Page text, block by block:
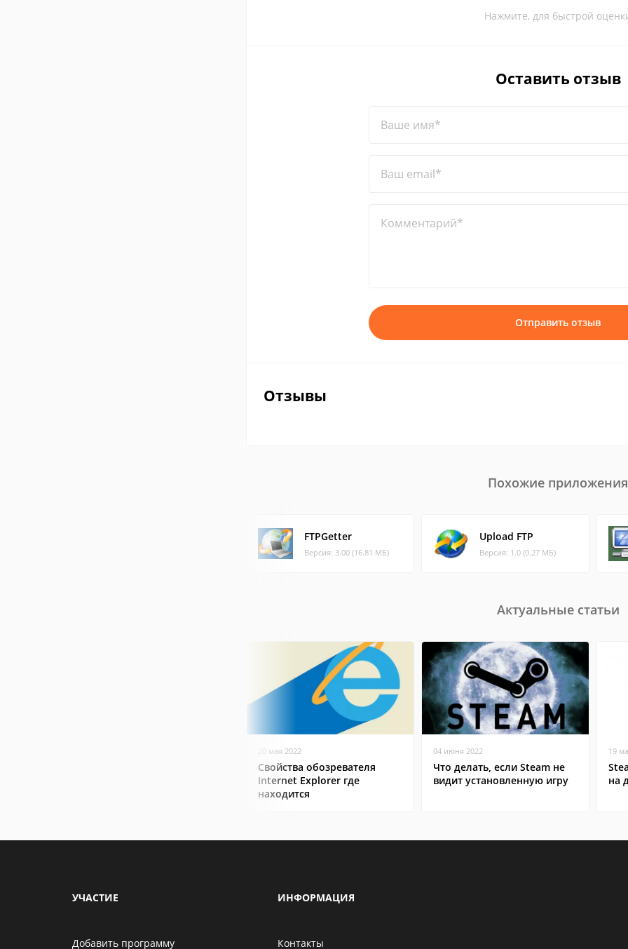
Нажмите, для быстрой
Оставить отзыв
Ваше имя*
Ваш email*
Комментарий*
Отправить отзыв
Отзывы
Похожие приложения
FTPGetter
Версия: 3.00 (16.81 МБ)
Upload FTP
Версия: 1.0 (0.27 МБ)
Актуальные статьи
20 мая 2022
Свойства обозревателя
Internet Explorer где
находится
04 июня 2022
Что делать, если Steam не
видит установленную игру
19
на
УЧАСТИЕ
Добавить программу
ИНФОРМАЦИЯ
Контакты